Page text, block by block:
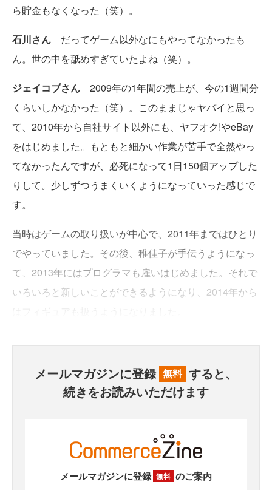
ら貯金もなくなった（笑）。
石川さん だってゲーム以外なにもやってなかったも
ん。世の中を舐めすぎていたよね（笑）。
ジェイコブさん 2009年の1年間の売上が、今の1週間分
くらいしかなかった（笑）。このままじゃヤバイと思っ
て、2010年から自社サイト以外にも、ヤフオク!やeBay
をはじめました。もともと細かい作業が苦手で全然やっ
てなかったんですが、必死になって1日150個アップした
りして。少しずつうまくいくようになっていった感じで
す。
当時はゲームの取り扱いが中心で、2011年まではひとり
でやっていました。その後、稚佳子が手伝うようになっ
て、2013年にはプログラマも雇いはじめました。それで
いろいろと新しいことができるようになり、2014年から
メールマガジンに登録 無料 すると、
続きをお読みいただけます
メールマガジンに登録 無料 のご案内